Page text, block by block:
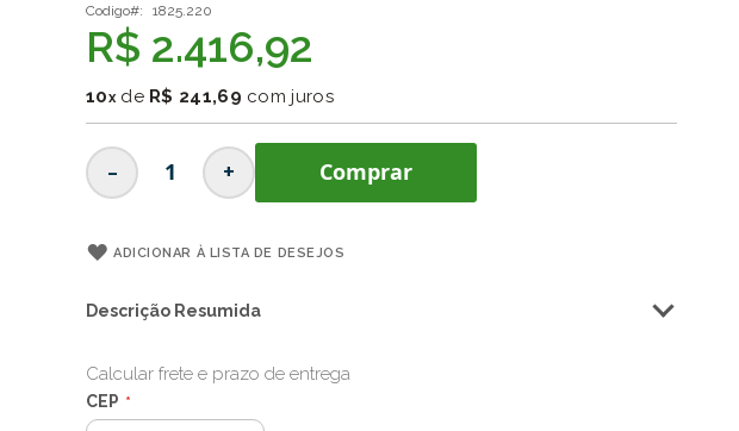
Codigo 1825.220
R$ 2.416,92
10 de R$ 241,69 com juros
- + Comprar
ADICIONAR À LISTA DE DESEJOS
Descrição Resumida
Calcular frete e prazo de entrega
CEP